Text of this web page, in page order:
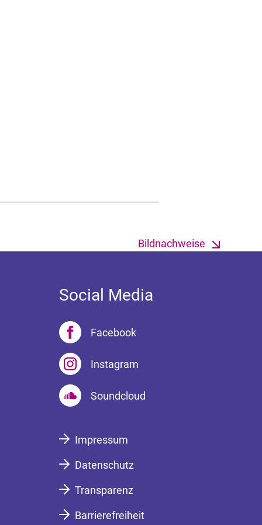
Bildnachweise
Social Media
Facebook
Instagram
Soundcloud
Impressum
Datenschutz
Transparenz
Barrierefreiheit